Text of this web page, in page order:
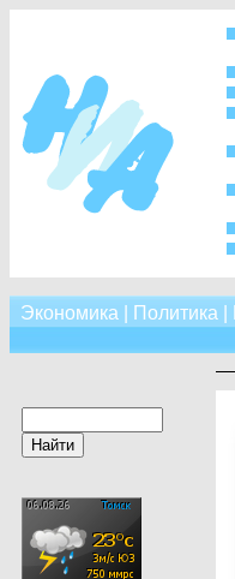
Экономика Политика